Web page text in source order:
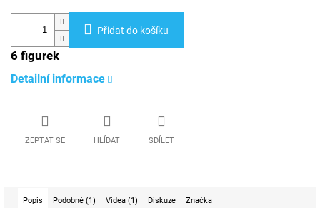
Přidat do košíku
6 figurek
Detailní informace
ZEPTAT SE HLÍDAT SDÍLET
Popis Podobné (1) Videa (1) Diskuze Značka